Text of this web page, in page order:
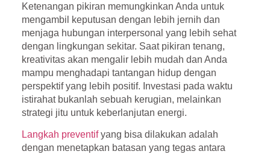
Ketenangan pikiran memungkinkan Anda untuk
mengambil keputusan dengan lebih jernih dan
menjaga hubungan interpersonal yang lebih sehat
dengan lingkungan sekitar. Saat pikiran tenang,
kreativitas akan mengalir lebih mudah dan Anda
mampu menghadapi tantangan hidup dengan
perspektif yang lebih positif. Investasi pada waktu
istirahat bukanlah sebuah kerugian, melainkan
strategi jitu untuk keberlanjutan energi.
Langkah preventifyang bisa dilakukan adalah
dengan menetapkan batasan yang tegas antara